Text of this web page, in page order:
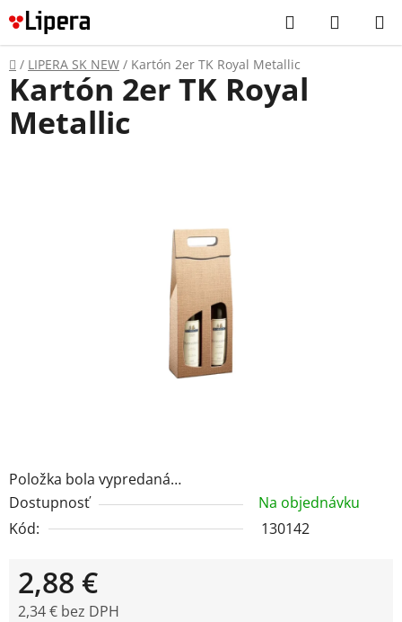
Prejsť
na
obsah
Hľadať
KOŠÍK
Domov
/ LIPERA SK NEW / Kartón 2er TK Royal Metallic
Položka bola vypredaná…
Dostupnosť
Na objednávku
Kód:
130142
2,88 €
2,34 € bez DPH
Kartón 2er TK Royal
Metallic